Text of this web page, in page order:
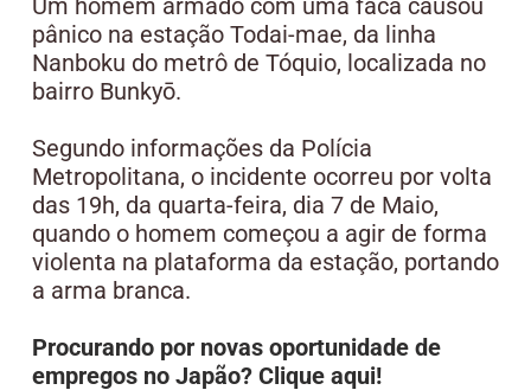
pânico na estação Todai-mae, da linha
Nanboku do metrô de Tóquio, localizada no
bairro Bunkyō.
Segundo informações da Polícia
Metropolitana, o incidente ocorreu por volta
das 19h, da quarta-feira, dia 7 de Maio,
quando o homem começou a agir de forma
violenta na plataforma da estação, portando
a arma branca.
Procurando por novas oportunidade de
empregos no Japão? Clique aqui!